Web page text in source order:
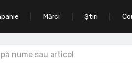
Mărci Știri